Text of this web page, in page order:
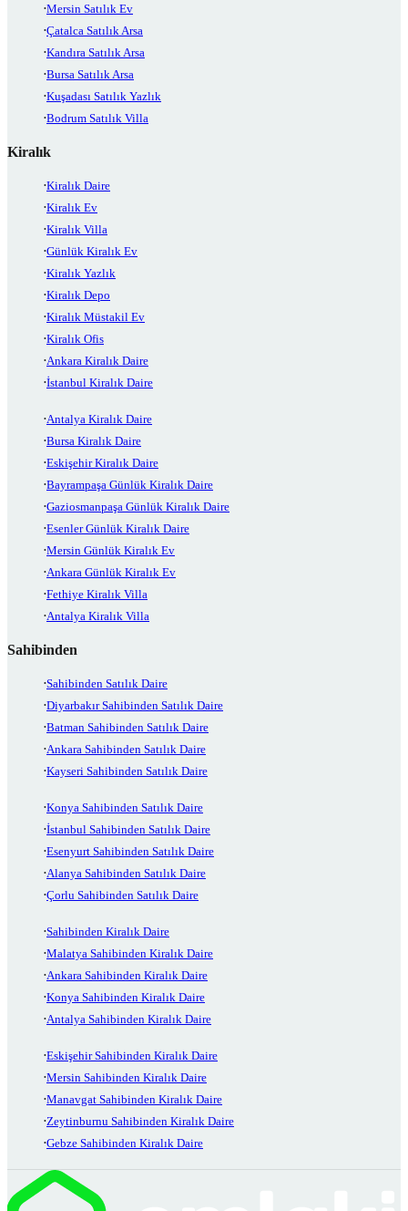
Mersin Satılık Ev
Çatalca Satılık Arsa
Kandıra Satılık Arsa
Bursa Satılık Arsa
Kuşadası Satılık Yazlık
Bodrum Satılık Villa
Kiralık
Kiralık Daire
Kiralık Ev
Kiralık Villa
Günlük Kiralık Ev
Kiralık Yazlık
Kiralık Depo
Kiralık Müstakil Ev
Kiralık Ofis
Ankara Kiralık Daire
İstanbul Kiralık Daire
Antalya Kiralık Daire
Bursa Kiralık Daire
Eskişehir Kiralık Daire
Bayrampaşa Günlük Kiralık Daire
Gaziosmanpaşa Günlük Kiralık Daire
Esenler Günlük Kiralık Daire
Mersin Günlük Kiralık Ev
Ankara Günlük Kiralık Ev
Fethiye Kiralık Villa
Antalya Kiralık Villa
Sahibinden
Sahibinden Satılık Daire
Diyarbakır Sahibinden Satılık Daire
Batman Sahibinden Satılık Daire
Ankara Sahibinden Satılık Daire
Kayseri Sahibinden Satılık Daire
Konya Sahibinden Satılık Daire
İstanbul Sahibinden Satılık Daire
Esenyurt Sahibinden Satılık Daire
Alanya Sahibinden Satılık Daire
Çorlu Sahibinden Satılık Daire
Sahibinden Kiralık Daire
Malatya Sahibinden Kiralık Daire
Ankara Sahibinden Kiralık Daire
Konya Sahibinden Kiralık Daire
Antalya Sahibinden Kiralık Daire
Eskişehir Sahibinden Kiralık Daire
Mersin Sahibinden Kiralık Daire
Manavgat Sahibinden Kiralık Daire
Zeytinburnu Sahibinden Kiralık Daire
Gebze Sahibinden Kiralık Daire